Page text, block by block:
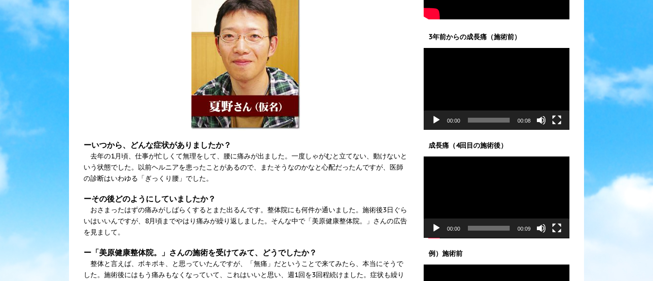
ーいつから、どんな症状がありましたか？
去年の1月頃、仕事が忙しくて無理をして、腰に痛みが出ました。一度しゃがむと立てない、動けないと
いう状態でした。以前ヘルニアを患ったことがあるので、またそうなのかなと心配だったんですが、医師
の診断はいわゆる「ぎっくり腰」でした。
ーその後どのようにしていましたか？
おさまったはずの痛みがしばらくするとまた出るんです。整体院にも何件か通いました。施術後3日ぐら
いはいいんですが、8月頃までやはり痛みが繰り返しました。そんな中で「美原健康整体院。」さんの広告
を見まして。
ー「美原健康整体院。」さんの施術を受けてみて、どうでしたか？
整体と言えば、ボキボキ、と思っていたんですが、「無痛」だということで来てみたら、本当にそうで
した。施術後にはもう痛みもなくなっていて、これはいいと思い、週1回を3回程続けました。症状も繰り
3年前からの成長痛（施術前）
00:00 00:08
成長痛（4回目の施術後）
00:00 00:09
例）施術前